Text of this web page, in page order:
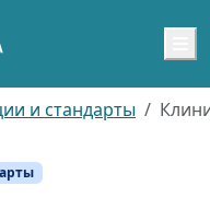
и стандарты